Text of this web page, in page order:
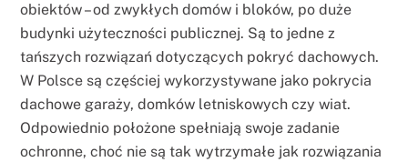
obiektów – od zwykłych domów i bloków, po duże
budynki użyteczności publicznej. Są to jedne z
tańszych rozwiązań dotyczących pokryć dachowych.
W Polsce są częściej wykorzystywane jako pokrycia
dachowe garaży, domków letniskowych czy wiat.
Odpowiednio położone spełniają swoje zadanie
ochronne, choć nie są tak wytrzymałe jak rozwiązania